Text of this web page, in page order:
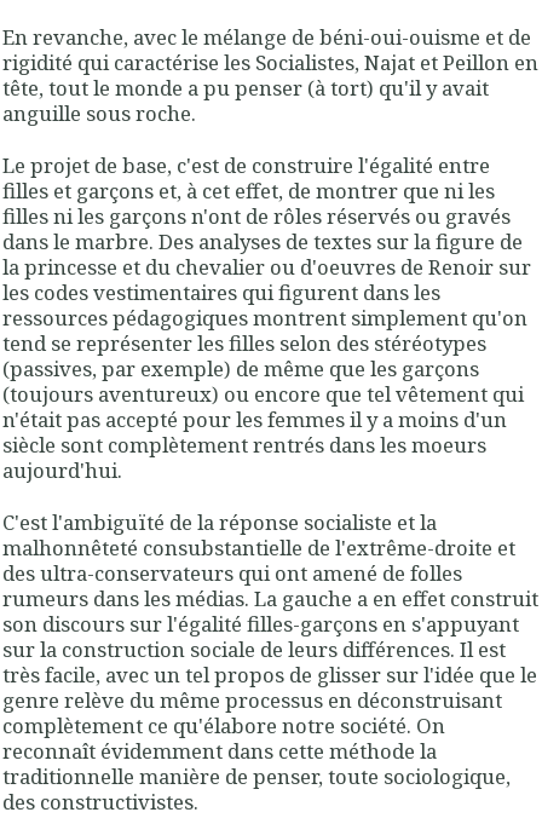
En revanche, avec le mélange de béni-oui-ouisme et de
rigidité qui caractérise les Socialistes, Najat et Peillon en
tête, tout le monde a pu penser (à tort) qu'il y avait
anguille sous roche.
Le projet de base, c'est de construire l'égalité entre
filles et garçons et, à cet effet, de montrer que ni les
filles ni les garçons n'ont de rôles réservés ou gravés
dans le marbre. Des analyses de textes sur la figure de
la princesse et du chevalier ou d'oeuvres de Renoir sur
les codes vestimentaires qui figurent dans les
ressources pédagogiques montrent simplement qu'on
tend se représenter les filles selon des stéréotypes
(passives, par exemple) de même que les garçons
(toujours aventureux) ou encore que tel vêtement qui
n'était pas accepté pour les femmes il y a moins d'un
siècle sont complètement rentrés dans les moeurs
aujourd'hui.
C'est l'ambiguïté de la réponse socialiste et la
malhonnêteté consubstantielle de l'extrême-droite et
des ultra-conservateurs qui ont amené de folles
rumeurs dans les médias. La gauche a en effet construit
son discours sur l'égalité filles-garçons en s'appuyant
sur la construction sociale de leurs différences. Il est
très facile, avec un tel propos de glisser sur l'idée que le
genre relève du même processus en déconstruisant
complètement ce qu'élabore notre société. On
reconnaît évidemment dans cette méthode la
traditionnelle manière de penser, toute sociologique,
des constructivistes.